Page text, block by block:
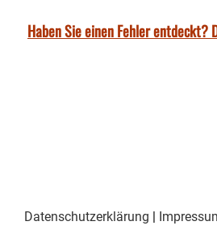
Haben Sie einen Fehler entdeckt?
Datenschutzerklärung |